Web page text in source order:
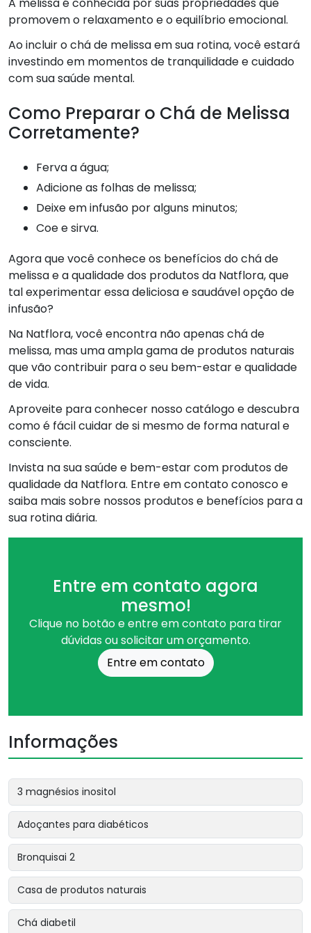
promovem o relaxamento e o equilíbrio emocional.
Ao incluir o chá de melissa em sua rotina, você estará
investindo em momentos de tranquilidade e cuidado
com sua saúde mental.
Como Preparar o Chá de Melissa
Corretamente?
Ferva a água;
Adicione as folhas de melissa;
Deixe em infusão por alguns minutos;
Coe e sirva.
Agora que você conhece os benefícios do chá de
melissa e a qualidade dos produtos da Natflora, que
tal experimentar essa deliciosa e saudável opção de
infusão?
Na Natflora, você encontra não apenas chá de
melissa, mas uma ampla gama de produtos naturais
que vão contribuir para o seu bem-estar e qualidade
de vida.
Aproveite para conhecer nosso catálogo e descubra
como é fácil cuidar de si mesmo de forma natural e
consciente.
Invista na sua saúde e bem-estar com produtos de
qualidade da Natflora. Entre em contato conosco e
saiba mais sobre nossos produtos e benefícios para a
sua rotina diária.
Entre em contato agora
mesmo!
Clique no botão e entre em contato para tirar
dúvidas ou solicitar um orçamento.
Entre em contato
Informações
3 magnésios inositol
Adoçantes para diabéticos
Bronquisai 2
Casa de produtos naturais
Chá diabetil